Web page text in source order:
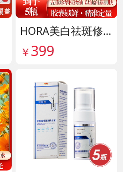
HORA美白祛斑修护精华油 货号141999
￥ 399